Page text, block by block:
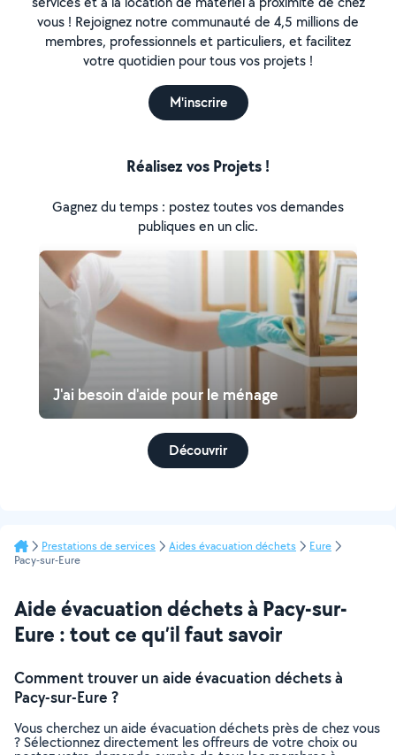
vous ! Rejoignez notre communauté de 4,5 millions de
membres, professionnels et particuliers, et facilitez
votre quotidien pour tous vos projets !
M'inscrire
Réalisez vos Projets !
Gagnez du temps : postez toutes vos demandes
publiques en un clic.
J'ai besoin d'aide pour le ménage
Découvrir
Prestations de services Aides évacuation déchets
Eure
Pacy-sur-Eure
Aide évacuation déchets à Pacy-sur-
Eure : tout ce qu’il faut savoir
Comment trouver un aide évacuation déchets à
Pacy-sur-Eure ?
Vous cherchez un aide évacuation déchets près de chez vous
? Sélectionnez directement les offreurs de votre choix ou